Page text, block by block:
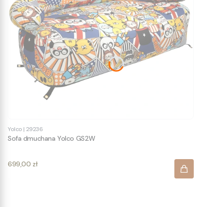
Yolco | 29236
Sofa dmuchana Yolco GS2W
Cena
699,00 zł